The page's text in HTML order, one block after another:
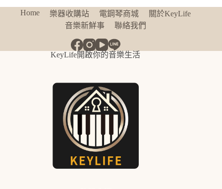
Home 樂器收購站 電鋼琴商城
關於KeyLife
音樂新鮮事
聯絡我們
KeyLife開啟你的音樂生活